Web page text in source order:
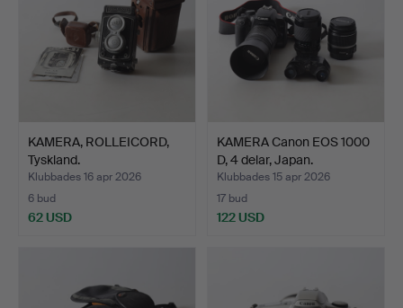
KAMERA, ROLLEICORD,
Tyskland.
Klubbades 16 apr 2026
6 bud
62 USD
KAMERA Canon EOS 1000
D, 4 delar, Japan.
Klubbades 15 apr 2026
17 bud
122 USD